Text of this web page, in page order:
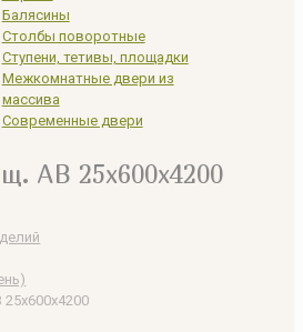
АВ 25х600х4200
Балясины
Столбы поворотные
Ступени, тетивы, площадки
Межкомнатные двери из
массива
Современные двери